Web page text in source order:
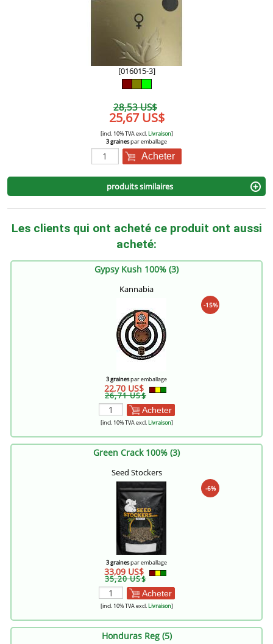
[016015-3]
28,53 US$
25,67 US$
[incl. 10% TVA excl. Livraison]
3 grainespar emballage
Acheter
produits similaires
Les clients qui ont acheté ce produit ont aussi
acheté:
Gypsy Kush 100% (3)
Kannabia
-15%
3 grainespar emballage
22,70 US$
26,71 US$
Acheter
[incl. 10% TVA excl.Livraison]
Green Crack 100% (3)
Seed Stockers
-6%
3 grainespar emballage
33,09 US$
35,20 US$
Acheter
[incl. 10% TVA excl.Livraison]
Honduras Reg (5)